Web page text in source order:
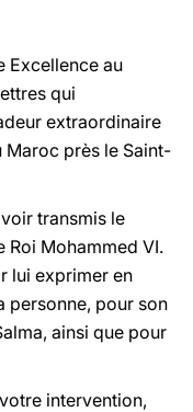
Excellence au
qui
extraordinaire
près le Saint-
transmis le
Roi Mohammed VI.
lui exprimer en
pour son
ainsi que pour
intervention,